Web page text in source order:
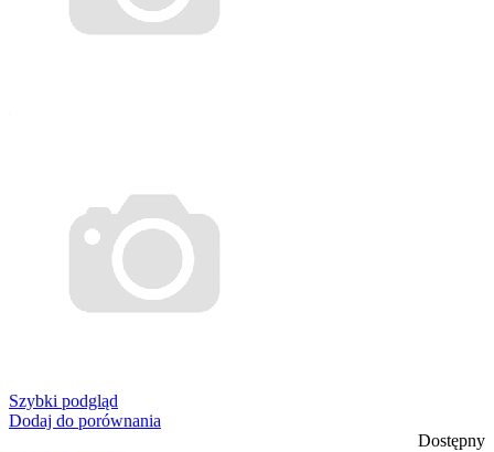
Szybki podgląd
Dodaj do porównania
Dostępny